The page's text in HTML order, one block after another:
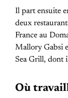
Il part ensuite
deux
France au
Mallory Gabsi
Sea Grill, dont
Où